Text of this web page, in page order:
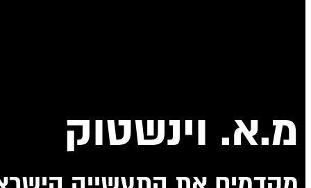
מ.א. וינשטוק